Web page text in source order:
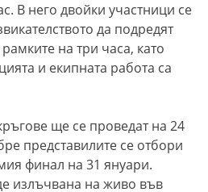
В него двойки участници се
да подредят
на три часа, като
и екипната работа са
ще се проведат на 24
представилите се отбори
финал на 31 януари.
излъчвана на живо във